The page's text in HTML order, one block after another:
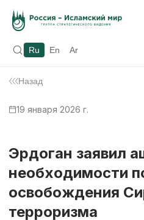
Ru En Ar
Назад
19 января 2026 г.
Эрдоган заявил
необходимости
освобождения
терроризма